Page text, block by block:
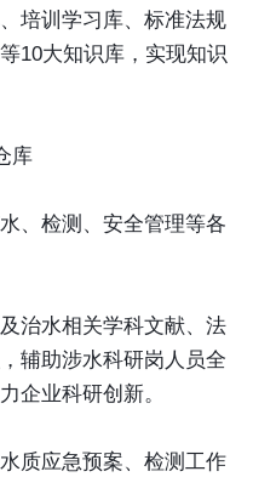
培训学习库、标准法规
10大知识库，实现知识
、检测、安全管理等各
治水相关学科文献、法
辅助涉水科研岗人员全
企业科研创新。
质应急预案、检测工作